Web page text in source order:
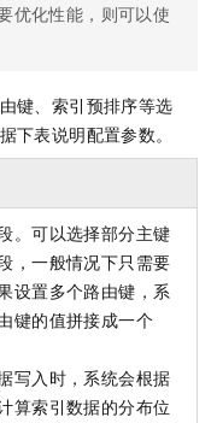
优化性能，则可以使
键、索引预排序等选
下表说明配置参数。
。可以选择部分主键
，一般情况下只需要
设置多个路由键，系
键的值拼接成一个
写入时，系统会根据
算索引数据的分布位